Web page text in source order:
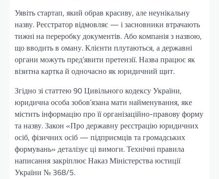
Уявіть стартап, який обрав красиву, але неунікальну
назву. Реєстратор відмовляє — і засновники втрачають
тижні на переробку документів. Або компанія з назвою,
що вводить в оману. Клієнти плутаються, а державні
органи можуть пред’явити претензії. Назва працює як
візитна картка й одночасно як юридичний щит.
Згідно зі статтею 90 Цивільного кодексу України,
юридична особа зобов’язана мати найменування, яке
містить інформацію про її організаційно-правову форму
та назву. Закон «Про державну реєстрацію юридичних
осіб, фізичних осіб — підприємців та громадських
формувань» деталізує ці вимоги. Технічні правила
написання закріплює Наказ Міністерства юстиції
України № 368/5.